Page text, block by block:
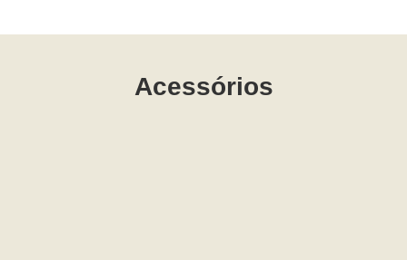
Acessórios